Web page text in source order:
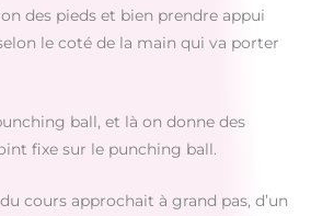
des pieds et bien prendre appui
le coté de la main qui va porter
ball, et là on donne des
fixe sur le punching ball.
cours approchait à grand pas, d’un